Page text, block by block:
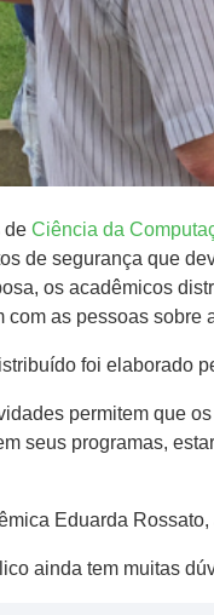
de Ciência da
de segurança que
os acadêmicos
com as pessoas sobre
foi elaborado
permitem que
seus programas,
Eduarda
ainda tem muitas